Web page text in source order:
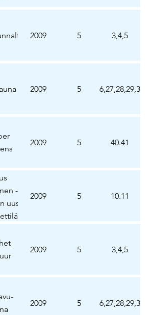
2009 5 3,4,5
2009 5 26,27,28,29,30
2009 5 40.41
-
uusi
2009 5 10.11
2009 5 3,4,5
2009 5 26,27,28,29,30